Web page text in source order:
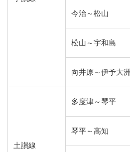
今治～松山
松山～宇和島
向井原～伊予大洲
土讃線
多度津～琴平
琴平～高知